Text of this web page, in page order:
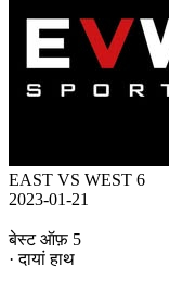
EAST VS WEST 6
2023-01-21
बेस्ट ऑफ़ 5
· दायां हाथ